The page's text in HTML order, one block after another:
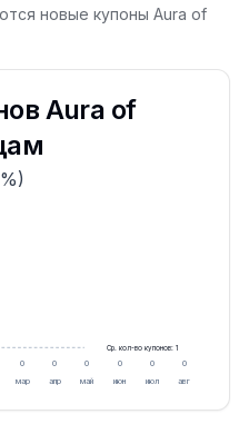
новые купоны Aura of
Aura of
0
мар
0
апр
0
май
0
июн
0
июл
0
авг
Ср. кол-во купонов: 1